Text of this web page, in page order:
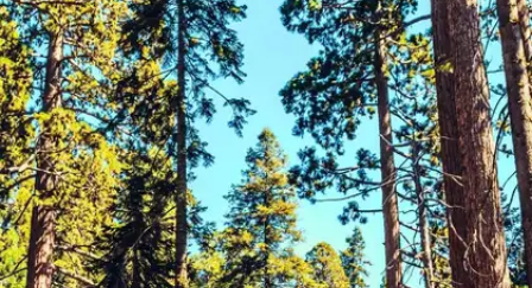
सुंदरबन के विशाल मैंग्रोव जंगल इसे दुनिया भर में विशिष्ट बनाते हैं।
ये जगह बेहद अनोखी है।